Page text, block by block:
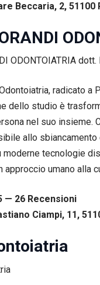
Beccaria, 2, 51100
radicato
dello studio è
nel suo insieme.
allo
moderne tecnologie
umano alla
— 26 Recensioni
Ciampi, 11,